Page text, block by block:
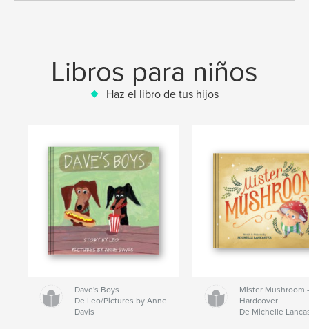
Libros para niños
Haz el libro de tus hijos
Dave's Boys
De Leo/Pictures by Anne
Davis
Mister Mushroom
Hardcover
De Michelle